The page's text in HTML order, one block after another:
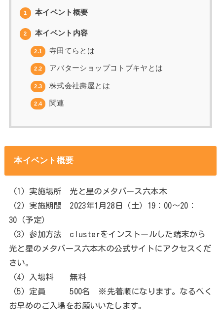
1 本イベント概要
2 本イベント内容
2.1 寺田てらとは
2.2 アバターショップコトブキヤとは
2.3 株式会社壽屋とは
2.4 関連
本イベント概要
（1）実施場所 光と星のメタバース六本木
（2）実施期間 2023年1月28日（土）19：00～20：
30（予定）
（3）参加方法 clusterをインストールした端末から
光と星のメタバース六本木の公式サイトにアクセスくだ
さい。
（4）入場料 無料
（5）定員 500名 ※先着順になります。なるべく
お早めのご入場をお願いいたします。